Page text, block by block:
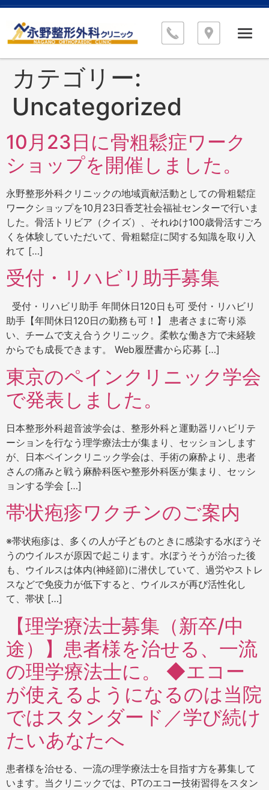
カテゴリー:
Uncategorized
10月23日に骨粗鬆症ワーク
ショップを開催しました。
永野整形外科クリニックの地域貢献活動としての骨粗鬆症
ワークショップを10月23日香芝社会福祉センターで行いま
した。骨活トリビア（クイズ）、それゆけ100歳骨活すごろ
くを体験していただいて、骨粗鬆症に関する知識を取り入
れて […]
受付・リハビリ助手募集
受付・リハビリ助手 年間休日120日も可 受付・リハビリ
助手【年間休日120日の勤務も可！】 患者さまに寄り添
い、チームで支え合うクリニック。柔軟な働き方で未経験
からでも成長できます。 Web履歴書から応募 […]
東京のペインクリニック学会
で発表しました。
日本整形外科超音波学会は、整形外科と運動器リハビリテ
ーションを行なう理学療法士が集まり、セッションします
が、日本ペインクリニック学会は、手術の麻酔より、患者
さんの痛みと戦う麻酔科医や整形外科医が集まり、セッシ
ョンする学会 […]
帯状疱疹ワクチンのご案内
※帯状疱疹は、多くの人が子どものときに感染する水ぼうそ
うのウイルスが原因で起こります。水ぼうそうが治った後
も、ウイルスは体内(神経節)に潜伏していて、過労やストレ
スなどで免疫力が低下すると、ウイルスが再び活性化し
て、帯状 […]
【理学療法士募集（新卒/中
途）】患者様を治せる、一流
の理学療法士に。 ◆エコー
が使えるようになるのは当院
ではスタンダード／学び続け
たいあなたへ
患者様を治せる、一流の理学療法士を目指す方を募集して
います。当クリニックでは、PTのエコー技術習得をスタン